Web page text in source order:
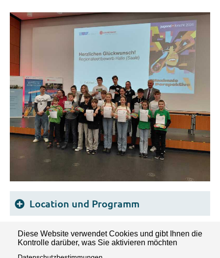
Diese Website verwendet Cookies und gibt Ihnen die
Kontrolle darüber, was Sie aktivieren möchten
Location und Programm
Der Regionalwettbewerb Jugend forscht/Jugend
forscht junior Halle fand amDienstag, dem 17.
Februar 2026
Patenunternehmen